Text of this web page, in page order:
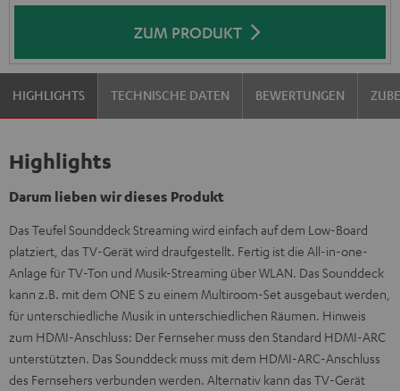
ZUM PRODUKT
HIGHLIGHTS TECHNISCHE DATEN BEWERTUNGEN
Highlights
Darum lieben wir dieses Produkt
Das Teufel Sounddeck Streaming wird einfach auf dem Low-Board
platziert, das TV-Gerät wird draufgestellt. Fertig ist die All-in-one-
Anlage für TV-Ton und Musik-Streaming über WLAN. Das Sounddeck
kann z.B. mit dem ONE S zu einem Multiroom-Set ausgebaut werden,
für unterschiedliche Musik in unterschiedlichen Räumen. Hinweis
zum HDMI-Anschluss: Der Fernseher muss den Standard HDMI-ARC
unterstützten. Das Sounddeck muss mit dem HDMI-ARC-Anschluss
des Fernsehers verbunden werden. Alternativ kann das TV-Gerät